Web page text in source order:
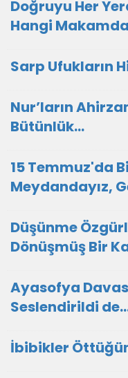
Doğruyu Her
Hangi
Sarp Ufukların
Nur’ların
Bütünlük...
15 Temmuz'da
Meydandayız,
Düşünme
Dönüşmüş Bir
Ayasofya
Seslendirildi
İbibikler